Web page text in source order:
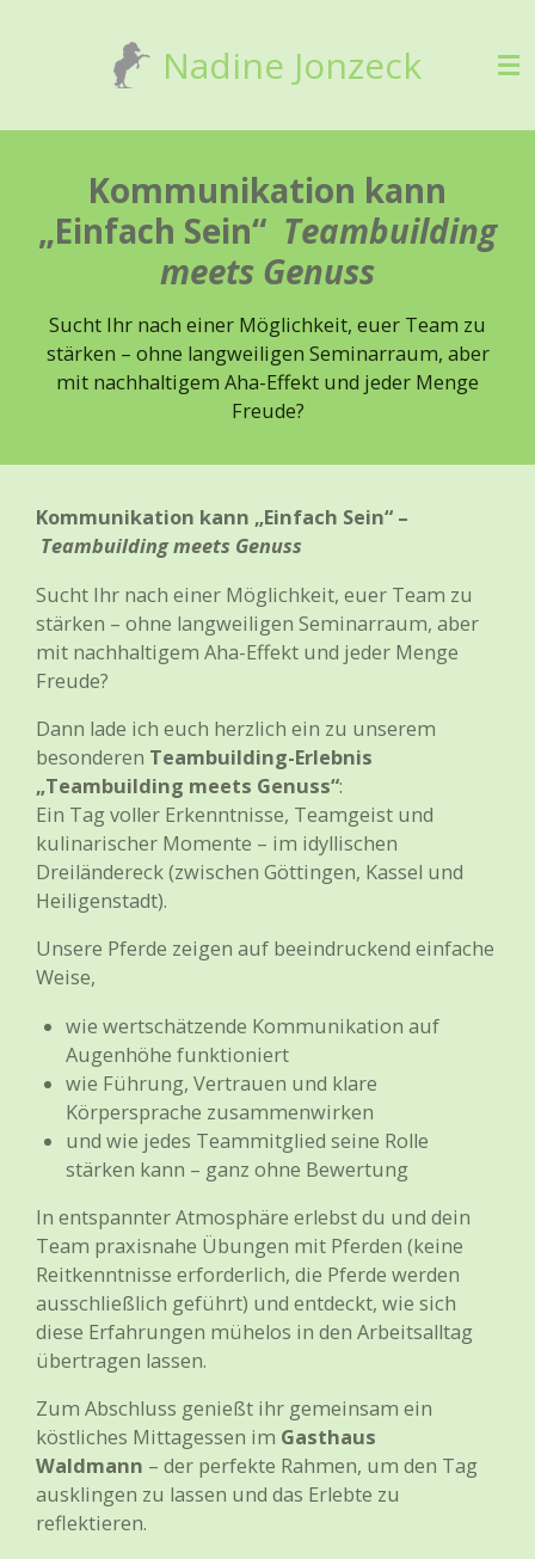
Nadine Jonzeck
Kommunikation kann
„Einfach Sein“ Teambuilding
meets Genuss
Sucht Ihr nach einer Möglichkeit, euer Team zu
stärken – ohne langweiligen Seminarraum, aber
mit nachhaltigem Aha-Effekt und jeder Menge
Freude?
Kommunikation kann „Einfach Sein“ –
Teambuilding meets Genuss
Sucht Ihr nach einer Möglichkeit, euer Team zu
stärken – ohne langweiligen Seminarraum, aber
mit nachhaltigem Aha-Effekt und jeder Menge
Freude?
Dann lade ich euch herzlich ein zu unserem
besonderen Teambuilding-Erlebnis
„Teambuilding meets Genuss“:
Ein Tag voller Erkenntnisse, Teamgeist und
kulinarischer Momente – im idyllischen
Dreiländereck (zwischen Göttingen, Kassel und
Heiligenstadt).
Unsere Pferde zeigen auf beeindruckend einfache
Weise,
wie wertschätzende Kommunikation auf
Augenhöhe funktioniert
wie Führung, Vertrauen und klare
Körpersprache zusammenwirken
und wie jedes Teammitglied seine Rolle
stärken kann – ganz ohne Bewertung
In entspannter Atmosphäre erlebst du und dein
Team praxisnahe Übungen mit Pferden (keine
Reitkenntnisse erforderlich, die Pferde werden
ausschließlich geführt) und entdeckt, wie sich
diese Erfahrungen mühelos in den Arbeitsalltag
übertragen lassen.
Zum Abschluss genießt ihr gemeinsam ein
köstliches Mittagessen im Gasthaus
Waldmann – der perfekte Rahmen, um den Tag
ausklingen zu lassen und das Erlebte zu
reflektieren.